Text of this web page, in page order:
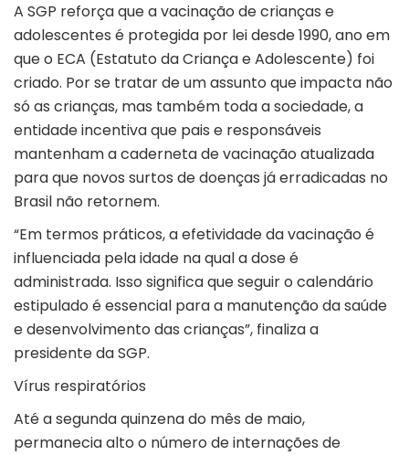
A SGP reforça que a vacinação de crianças e
adolescentes é protegida por lei desde 1990, ano em
que o ECA (Estatuto da Criança e Adolescente) foi
criado. Por se tratar de um assunto que impacta não
só as crianças, mas também toda a sociedade, a
entidade incentiva que pais e responsáveis
mantenham a caderneta de vacinação atualizada
para que novos surtos de doenças já erradicadas no
Brasil não retornem.
“Em termos práticos, a efetividade da vacinação é
influenciada pela idade na qual a dose é
administrada. Isso significa que seguir o calendário
estipulado é essencial para a manutenção da saúde
e desenvolvimento das crianças”, finaliza a
presidente da SGP.
Vírus respiratórios
Até a segunda quinzena do mês de maio,
permanecia alto o número de internações de